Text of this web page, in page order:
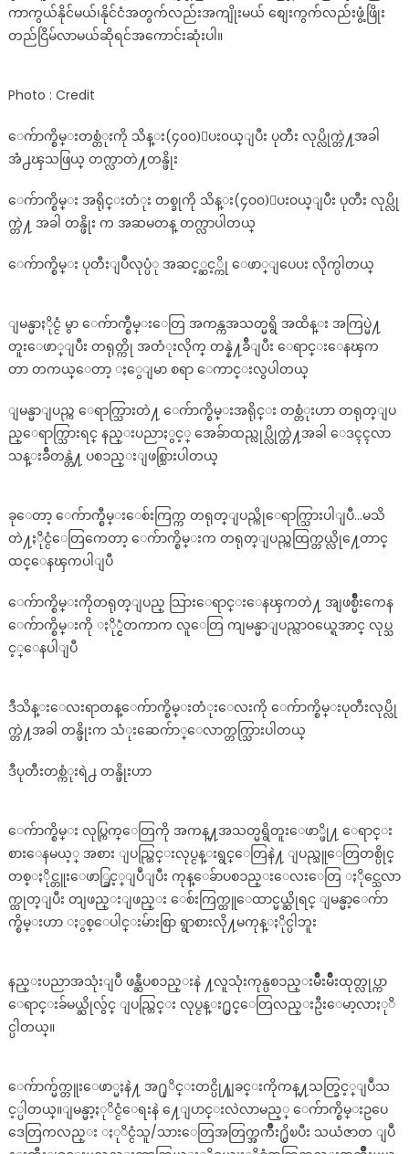
ကာကွယ်နိုင်မယ်၊နိုင်ငံအတွက်လည်းအကျိုးမယ် စျေးကွက်လည်းဖွံ့ဖြိုး
တည်ငြိမ်လာမယ်ဆိုရင်အကောင်းဆုံးပါ။
Photo : Credit
ေက်ာက္စိမ္းတစ္တံုးကို သိန္း(၄၀၀)ေပး၀ယ္ျပီး ပုတီး လုပ္လိုက္တဲ႔အခါ
အံ႕ၾသဖြယ္ တက္လာတဲ႔တန္ဖိုး
ေက်ာက္စိမ္း အရိုင္းတံုး တစ္ခုကို သိန္း(၄၀၀)ေပး၀ယ္ျပီး ပုတီး လုပ္လို
က္တဲ႔ အခါ တန္ဖိုး က အဆမတန္ တက္လာပါတယ္
ေက်ာက္စိမ္း ပုတီးျပဳလုပ္ပံု အဆင့္ဆင့္ကို ေဖာ္ျပေပး လိုက္ပါတယ္
ျမန္မာႏိုင္ငံ မွာ ေက်ာက္စီမ္းေတြ အကန္ကအသတ္မရွိ အထိန္း အကြပ္မဲ႔
တူးေဖာ္ျပီး တရုတ္ကို အတံုးလိုက္ တန္နဲ႔ခ်ီျပီး ေရာင္းေနၾက
တာ တကယ္ေတာ့ ႏွေျမာ စရာ ေကာင္းလွပါတယ္
ျမန္မာျပည္က ေရာက္သြားတဲ႔ ေက်ာက္စိမ္းအရိုင္း တစ္တံုးဟာ တရုတ္ျပ
ည္ေရာက္သြားရင္ နည္းပညာႏွင့္ အေခ်ာထည္လုပ္လိုက္တဲ႔အခါ ေဒၚၚလာ
သန္းခ်ီတန္တဲ႔ ပစၥည္းျဖစ္သြားပါတယ္
ခုေတာ့ ေက်ာက္စီမ္းေစ်းကြက္က တရုတ္ျပည္ကိုေရာက္သြားပါျပီ…မသိ
တဲ႔ႏိုင္ငံေတြကေတာ့ ေက်ာက္စိမ္းက တရုတ္ျပည္ကထြက္တယ္လို႔ေတာင္
ထင္ေနၾကပါျပီ
ေက်ာက္စိမ္းကိုတရုတ္ျပည္ သြားေရာင္းေနၾကတဲ႔ အျဖစ္မ်ိဳးကေန
ေက်ာက္စိမ္းကို ႏို္င္ငံတကာက လူေတြ ကျမန္မာျပည္လာ၀ယ္ရေအာင္ လုပ္သ
င့္ေနပါျပီ
ဒီသိန္းေလးရာတန္ေက်ာက္စိမ္းတံုးေလးကို ေက်ာက္စိမ္းပုတီးလုပ္လို
က္တဲ႔အခါ တန္ဖိုးက သံုးဆေက်ာ္ေလာက္တက္သြားပါတယ္
ဒီပုတီးတစ္ကံုးရဲ႕ တန္ဖိုးဟာ
ေက်ာက္စိမ္း လုပ္ကြက္ေတြကို အကန္႔အသတ္မရွိတူးေဖာ္ဖို႔ ေရာင္း
စားေနမယ့္ အစား ျပည္တြင္းလုပ္ငန္းရွင္ေတြနဲ႔ ျပည္သူေတြတစ္ပိုင္
တစ္ႏိုင္တူးေဖာ္ခြင့္ျပဳျပီး ကုန္ေခ်ာပစၥည္းေလးေတြ ႏိုင္သေလာ
က္ထုတ္ျပီး တျဖည္းျဖည္း ေစ်းကြက္ထူေထာင္မယ္ဆိုရင္ ျမန္မာ့ေက်ာ
က္စိမ္းဟာ ႏွစ္ေပါင္းမ်ားစြာ ရွာစားလို႔မကုန္ႏိုင္ပါဘူး
နည္းပညာအသုံးျပဳ ဖန္ဆီပစၥည္းနဲ ႔လူသုံးကုန္ပစၥည္းမ်ိဳးမ်ိဳးထုတ္လုပ္ကာ
ေရာင္းခ်မယ္ဆိုလ်ွင္ ျပည္တြင္း လုပ္ငန္း႐ွင္ေတြလည္းဦးေမာ့လာႏုိ
င္ပါတယ္။
ေက်ာက္မ်က္တူးေဖာ္မႈနဲ႔ အ႐ုိင္းတင္ပို႔ျခင္းကိုကန္႔သတ္ခြင့္ျပဳသ
င့္ပါတယ္။ျမန္မာ့ႏုိင္ငံေရးနဲ ႔ေျပာင္းလဲလာမည့္ ေက်ာက္စိမ္းဥပေ
ဒေတြကလည္း ႏုိင္ငံသူ/သားေတြအတြက္အက်ိဳး႐ွိၿပီး သယံဇာတ ျပဳ